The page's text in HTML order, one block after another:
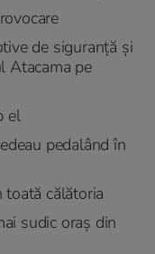
de siguranță și
Atacama pe
el
pedalând în
toată călătoria
sudic oraș din